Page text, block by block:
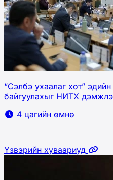
“Сэлбэ ухаалаг хот”
байгуулахыг НИТХ
4 цагийн өмнө
Үзвэрийн хуваариуд